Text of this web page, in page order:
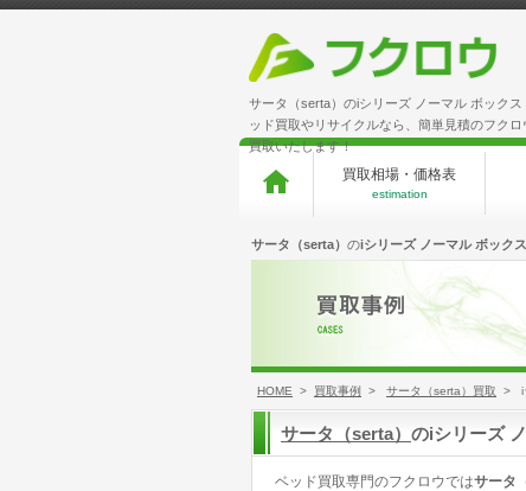
サータ（serta）のiシリーズ ノーマル ボック
ッド買取やリサイクルなら、簡単見積のフク
買取いたします！
買取相場・価格表
estimation
サータ（serta） のiシリーズ ノーマル ボック
HOME > 買取事例 > サータ（serta）買取 > i
サータ（serta） のiシリーズ
ベッド買取専門のフクロウではサータ